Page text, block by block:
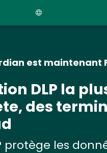
est maintenant
DLP la
des
protège les